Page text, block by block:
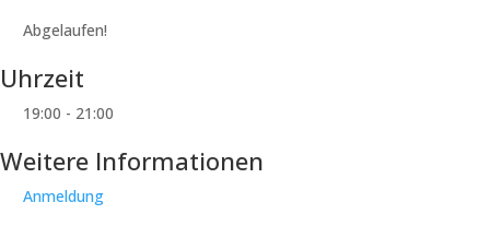
Abgelaufen!
Uhrzeit
19:00 - 21:00
Weitere Informationen
Anmeldung